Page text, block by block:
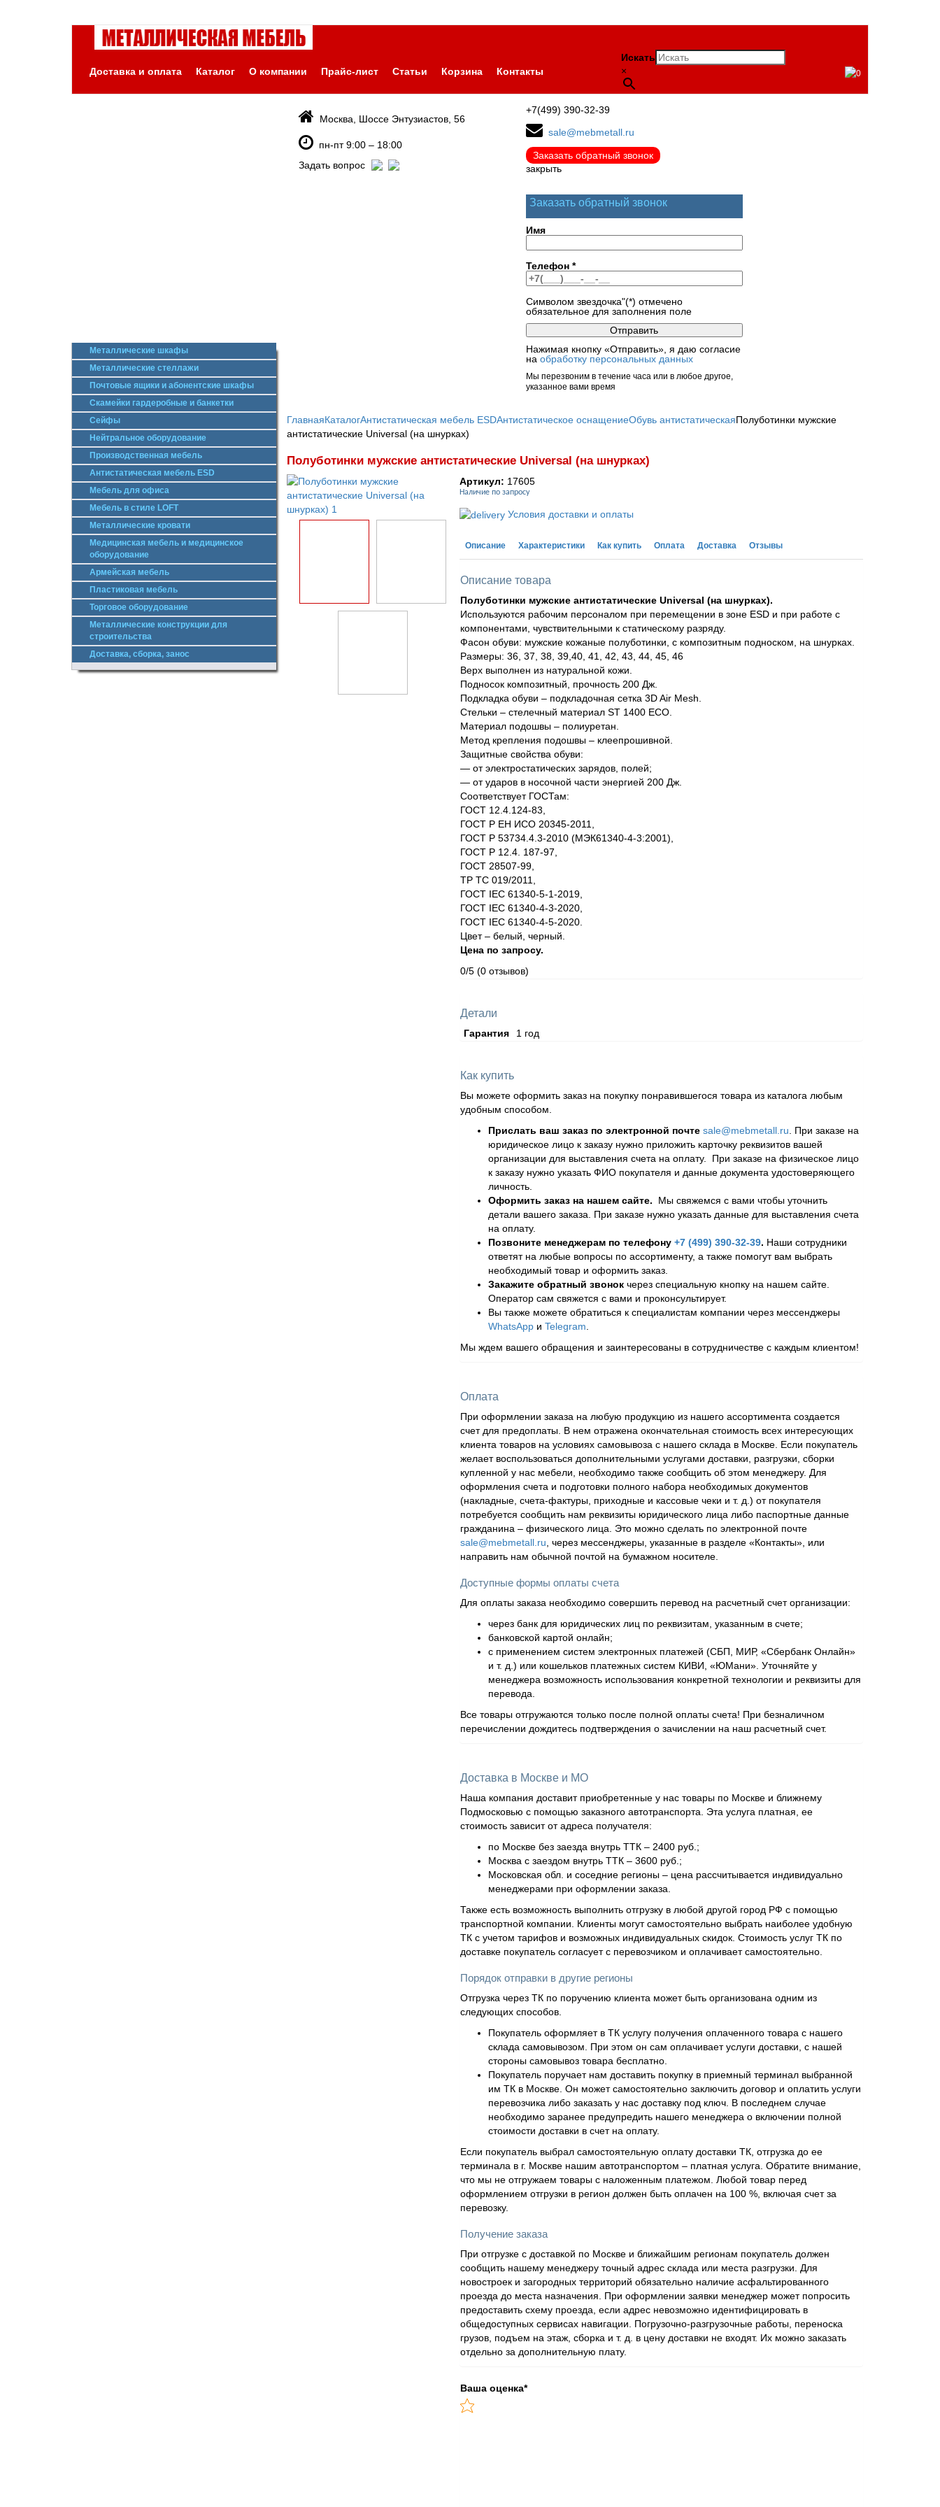
Доставка и оплата Каталог О компании Прайс-лист Статьи Корзина Контакты
Искать
×
0
Москва, Шоссе Энтузиастов, 56
пн-пт 9:00 – 18:00
Задать вопрос
+7(499) 390-32-39
sale@mebmetall.ru
Заказать обратный звонок
закрыть
Заказать обратный звонок
Имя
Телефон *
Символом звездочка"(*) отмечено
обязательное для заполнения поле
Нажимая кнопку «Отправить», я даю согласие
на обработку персональных данных
Мы перезвоним в течение часа или в любое другое,
указанное вами время
Металлические шкафы
Металлические стеллажи
Почтовые ящики и абонентские шкафы
Скамейки гардеробные и банкетки
Сейфы
Нейтральное оборудование
Производственная мебель
Антистатическая мебель ESD
Мебель для офиса
Мебель в стиле LOFT
Металлические кровати
Медицинская мебель и медицинское
оборудование
Армейская мебель
Пластиковая мебель
Торговое оборудование
Металлические конструкции для
строительства
Доставка, сборка, занос
ГлавнаяКаталогАнтистатическая мебель ESDАнтистатическое оснащениеОбувь антистатическаяПолуботинки мужские
антистатические Universal (на шнурках)
Полуботинки мужские антистатические Universal (на шнурках)
Артикул: 17605
Наличие по запросу
Условия доставки и оплаты
Описание Характеристики Как купить Оплата Доставка Отзывы
Описание товара
Полуботинки мужские антистатические Universal (на шнурках).
Используются рабочим персоналом при перемещении в зоне ESD и при работе с
компонентами, чувствительными к статическому разряду.
Фасон обуви: мужские кожаные полуботинки, с композитным подноском, на шнурках.
Размеры: 36, 37, 38, 39,40, 41, 42, 43, 44, 45, 46
Верх выполнен из натуральной кожи.
Подносок композитный, прочность 200 Дж.
Подкладка обуви – подкладочная сетка 3D Air Mesh.
Стельки – стелечный материал ST 1400 ECO.
Материал подошвы – полиуретан.
Метод крепления подошвы – клеепрошивной.
Защитные свойства обуви:
— от электростатических зарядов, полей;
— от ударов в носочной части энергией 200 Дж.
Соответствует ГОСТам:
ГОСТ 12.4.124-83,
ГОСТ Р ЕН ИСО 20345-2011,
ГОСТ Р 53734.4.3-2010 (МЭК61340-4-3:2001),
ГОСТ Р 12.4. 187-97,
ГОСТ 28507-99,
ТР ТС 019/2011,
ГОСТ IEC 61340-5-1-2019,
ГОСТ IEC 61340-4-3-2020,
ГОСТ IEC 61340-4-5-2020.
Цвет – белый, черный.
Цена по запросу.
0/5 (0 отзывов)
Детали
Гарантия 1 год
Как купить
Вы можете оформить заказ на покупку понравившегося товара из каталога любым
удобным способом.
Прислать ваш заказ по электронной почте sale@mebmetall.ru. При заказе на
юридическое лицо к заказу нужно приложить карточку реквизитов вашей
организации для выставления счета на оплату. При заказе на физическое лицо
к заказу нужно указать ФИО покупателя и данные документа удостоверяющего
личность.
Оформить заказ на нашем сайте. Мы свяжемся с вами чтобы уточнить
детали вашего заказа. При заказе нужно указать данные для выставления счета
на оплату.
Позвоните менеджерам по телефону +7 (499) 390-32-39. Наши сотрудники
ответят на любые вопросы по ассортименту, а также помогут вам выбрать
необходимый товар и оформить заказ.
Закажите обратный звонокчерез специальную кнопку на нашем сайте.
Оператор сам свяжется с вами и проконсультирует.
Вы также можете обратиться к специалистам компании через мессенджеры
WhatsAppи Telegram.
Мы ждем вашего обращения и заинтересованы в сотрудничестве с каждым клиентом!
Оплата
При оформлении заказа на любую продукцию из нашего ассортимента создается
счет для предоплаты. В нем отражена окончательная стоимость всех интересующих
клиента товаров на условиях самовывоза с нашего склада в Москве. Если покупатель
желает воспользоваться дополнительными услугами доставки, разгрузки, сборки
купленной у нас мебели, необходимо также сообщить об этом менеджеру. Для
оформления счета и подготовки полного набора необходимых документов
(накладные, счета-фактуры, приходные и кассовые чеки и т. д.) от покупателя
потребуется сообщить нам реквизиты юридического лица либо паспортные данные
гражданина – физического лица. Это можно сделать по электронной почте
sale@mebmetall.ru, через мессенджеры, указанные в разделе «Контакты», или
направить нам обычной почтой на бумажном носителе.
Доступные формы оплаты счета
Для оплаты заказа необходимо совершить перевод на расчетный счет организации:
через банк для юридических лиц по реквизитам, указанным в счете;
банковской картой онлайн;
с применением систем электронных платежей (СБП, МИР, «Сбербанк Онлайн»
и т. д.) или кошельков платежных систем КИВИ, «ЮМани». Уточняйте у
менеджера возможность использования конкретной технологии и реквизиты для
перевода.
Все товары отгружаются только после полной оплаты счета! При безналичном
перечислении дождитесь подтверждения о зачислении на наш расчетный счет.
Доставка в Москве и МО
Наша компания доставит приобретенные у нас товары по Москве и ближнему
Подмосковью с помощью заказного автотранспорта. Эта услуга платная, ее
стоимость зависит от адреса получателя:
по Москве без заезда внутрь ТТК – 2400 руб.;
Москва с заездом внутрь ТТК – 3600 руб.;
Московская обл. и соседние регионы – цена рассчитывается индивидуально
менеджерами при оформлении заказа.
Также есть возможность выполнить отгрузку в любой другой город РФ с помощью
транспортной компании. Клиенты могут самостоятельно выбрать наиболее удобную
ТК с учетом тарифов и возможных индивидуальных скидок. Стоимость услуг ТК по
доставке покупатель согласует с перевозчиком и оплачивает самостоятельно.
Порядок отправки в другие регионы
Отгрузка через ТК по поручению клиента может быть организована одним из
следующих способов.
Покупатель оформляет в ТК услугу получения оплаченного товара с нашего
склада самовывозом. При этом он сам оплачивает услуги доставки, с нашей
стороны самовывоз товара бесплатно.
Покупатель поручает нам доставить покупку в приемный терминал выбранной
им ТК в Москве. Он может самостоятельно заключить договор и оплатить услуги
перевозчика либо заказать у нас доставку под ключ. В последнем случае
необходимо заранее предупредить нашего менеджера о включении полной
стоимости доставки в счет на оплату.
Если покупатель выбрал самостоятельную оплату доставки ТК, отгрузка до ее
терминала в г. Москве нашим автотранспортом – платная услуга. Обратите внимание,
что мы не отгружаем товары с наложенным платежом. Любой товар перед
оформлением отгрузки в регион должен быть оплачен на 100 %, включая счет за
перевозку.
Получение заказа
При отгрузке с доставкой по Москве и ближайшим регионам покупатель должен
сообщить нашему менеджеру точный адрес склада или места разгрузки. Для
новостроек и загородных территорий обязательно наличие асфальтированного
проезда до места назначения. При оформлении заявки менеджер может попросить
предоставить схему проезда, если адрес невозможно идентифицировать в
общедоступных сервисах навигации. Погрузочно-разгрузочные работы, переноска
грузов, подъем на этаж, сборка и т. д. в цену доставки не входят. Их можно заказать
отдельно за дополнительную плату.
Ваша оценка*